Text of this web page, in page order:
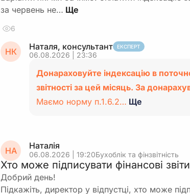
за червень не…
6
НК Наталя, консультант ЕКСПЕРТ
06.08.2026 | 23:36
Донараховуйте індексацію в
звітності за цей місяць. За
Маємо норму п.1.6.2… Ще
НА Наталія
06.08.2026 | 19:20Бухоблік та фінзвітність
Хто може підписувати фінансові
Добрий день!
Підкажіть, директор у відпустці, хто може